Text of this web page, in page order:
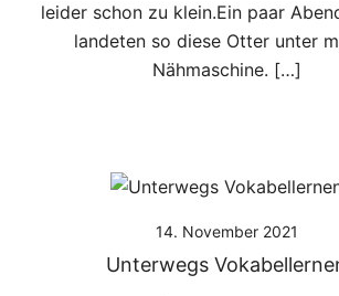
leider schon zu klein.Ein paar
landeten so diese Otter unter
Nähmaschine. […]
14. November 2021
Unterwegs